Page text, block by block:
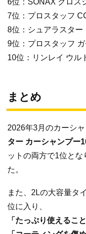
6位：SONAX グロス
7位：プロスタッフ
8位：シュアラスター
9位：プロスタッフ
10位：リンレイ ウル
まとめ
2026年3月のカーシ
ター カーシャンプー
ットの両方で1位と
た。
また、2Lの大容量タ
位に入り、
「たっぷり使えること